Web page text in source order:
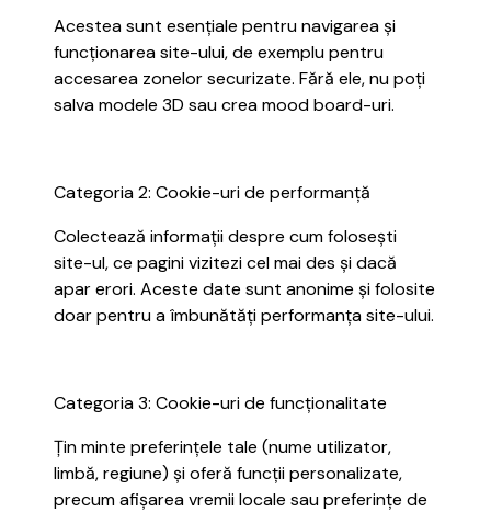
Acestea sunt esențiale pentru navigarea și
funcționarea site-ului, de exemplu pentru
accesarea zonelor securizate. Fără ele, nu poți
salva modele 3D sau crea mood board-uri.
Categoria 2: Cookie-uri de performanță
Colectează informații despre cum folosești
site-ul, ce pagini vizitezi cel mai des și dacă
apar erori. Aceste date sunt anonime și folosite
doar pentru a îmbunătăți performanța site-ului.
Categoria 3: Cookie-uri de funcționalitate
Țin minte preferințele tale (nume utilizator,
limbă, regiune) și oferă funcții personalizate,
precum afișarea vremii locale sau preferințe de